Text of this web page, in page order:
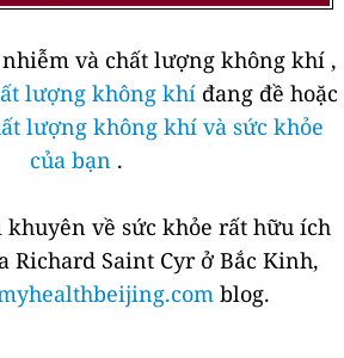
và chất lượng không khí ,
lượng không khíđang đề hoặc
lượng không khí và sức khỏe
của bạn .
về sức khỏe rất hữu ích
Richard Saint Cyr ở Bắc Kinh,
blog.